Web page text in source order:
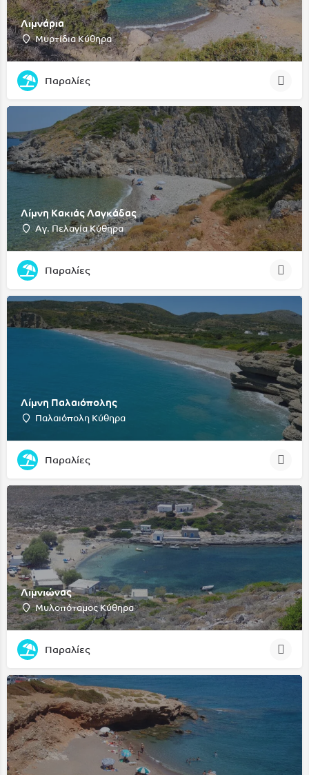
Λιμνάρια
Μυρτίδια Κύθηρα
Παραλίες
Λίμνη Κακιάς Λαγκάδας
Αγ. Πελαγία Κύθηρα
Παραλίες
Λίμνη Παλαιόπολης
Παλαιόπολη Κύθηρα
Παραλίες
Λιμνιώνας
Μυλοπόταμος Κύθηρα
Παραλίες